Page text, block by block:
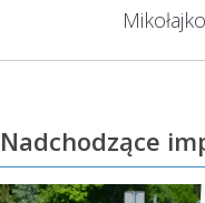
Nadchodzące